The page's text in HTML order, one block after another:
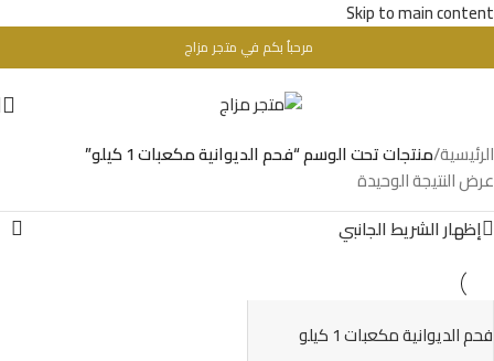
Skip to main content
تحذير : للبالغين فقط + 18 عام - WARINIG : Not For Sale For Minors
مرحباُ بكم في متجر مزاج
الرئيسية/منتجات تحت الوسم “فحم الديوانية مكعبات 1 كيلو”
عرض النتيجة الوحيدة
إظهار الشريط الجانبي
فحم الديوانية مكعبات 1 كيلو